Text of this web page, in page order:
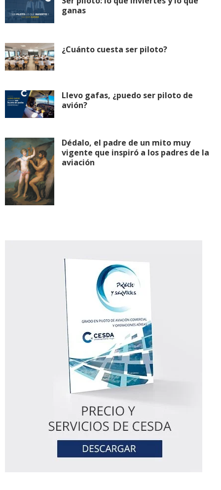
ganas
¿Cuánto cuesta ser piloto?
Llevo gafas, ¿puedo ser piloto de
avión?
Dédalo, el padre de un mito muy
vigente que inspiró a los padres de la
aviación